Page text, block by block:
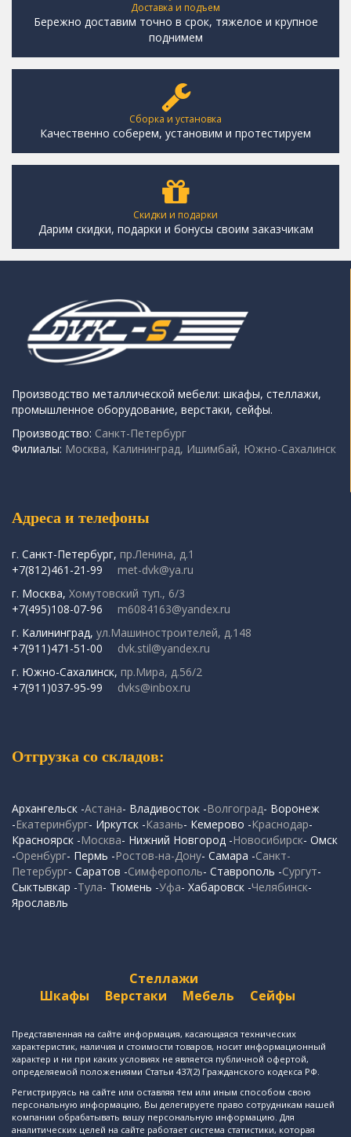
Доставка и подъем
Бережно доставим точно в срок, тяжелое и крупное
поднимем
Сборка и установка
Качественно соберем, установим и протестируем
Скидки и подарки
Дарим скидки, подарки и бонусы своим заказчикам
Производство металлической мебели: шкафы, стеллажи,
промышленное оборудование, верстаки, сейфы.
Производство: Санкт-Петербург
Филиалы: Москва, Калининград, Ишимбай, Южно-Сахалинск
Адреса и телефоны
г. Санкт-Петербург, пр.Ленина, д.1
+7(812)461-21-99
met-dvk@ya.ru
г. Москва, Хомутовский туп., 6/3
+7(495)108-07-96
m6084163@yandex.ru
г. Калининград, ул.Машиностроителей, д.148
+7(911)471-51-00
dvk.stil@yandex.ru
г. Южно-Сахалинск, пр.Мира, д.56/2
+7(911)037-95-99
dvks@inbox.ru
Отгрузка со складов:
Архангельск -Астана- Владивосток -Волгоград- Воронеж
-Екатеринбург- Иркутск -Казань- Кемерово -Краснодар-
Красноярск -Москва- Нижний Новгород -Новосибирск- Омск
-Оренбург- Пермь -Ростов-на-Дону- Самара -Санкт-
Петербург- Саратов -Симферополь- Ставрополь -Сургут-
Сыктывкар -Тула- Тюмень -Уфа- Хабаровск -Челябинск-
Ярославль
Стеллажи
Шкафы
Верстаки Мебель Сейфы
Представленная на сайте информация, касающаяся технических
характеристик, наличия и стоимости товаров, носит информационный
характер и ни при каких условиях не является публичной офертой,
определяемой положениями Статьи 437(2) Гражданского кодекса РФ.
Регистрируясь на сайте или оставляя тем или иным способом свою
персональную информацию, Вы делегируете право сотрудникам нашей
компании обрабатывать вашу персональную информацию. Для
аналитических целей на сайте работает система статистики, которая